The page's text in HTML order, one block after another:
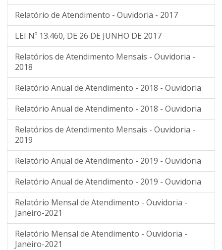
Relatório de Atendimento - Ouvidoria - 2017
LEI Nº 13.460, DE 26 DE JUNHO DE 2017
Relatórios de Atendimento Mensais - Ouvidoria -
2018
Relatório Anual de Atendimento - 2018 - Ouvidoria
Relatório Anual de Atendimento - 2018 - Ouvidoria
Relatórios de Atendimento Mensais - Ouvidoria -
2019
Relatório Anual de Atendimento - 2019 - Ouvidoria
Relatório Anual de Atendimento - 2019 - Ouvidoria
Relatório Mensal de Atendimento - Ouvidoria -
Janeiro-2021
Relatório Mensal de Atendimento - Ouvidoria -
Janeiro-2021